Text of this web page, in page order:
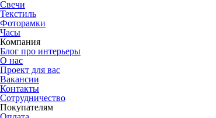
Свечи
Текстиль
Фоторамки
Часы
Компания
Блог про интерьеры
О нас
Проект для вас
Вакансии
Контакты
Сотрудничество
Покупателям